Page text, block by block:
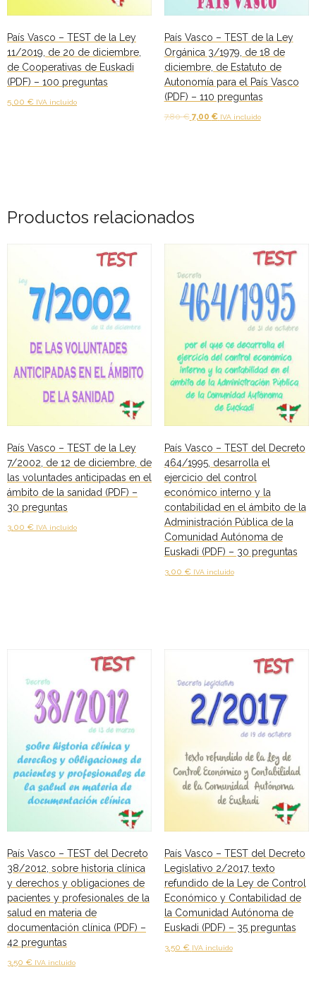
País Vasco – TEST de la Ley
11/2019, de 20 de diciembre,
de Cooperativas de Euskadi
(PDF) – 100 preguntas
5,00 € IVA incluido
País Vasco – TEST de la Ley
Orgánica 3/1979, de 18 de
diciembre, de Estatuto de
Autonomía para el País Vasco
(PDF) – 110 preguntas
7,80€ El
7,00 €ElIVA incluido
Productos relacionados
País Vasco – TEST de la Ley
7/2002, de 12 de diciembre, de
las voluntades anticipadas en el
ámbito de la sanidad (PDF) –
30 preguntas
3,00 € IVA incluido
País Vasco – TEST del Decreto
464/1995, desarrolla el
ejercicio del control
económico interno y la
contabilidad en el ámbito de la
Administración Pública de la
Comunidad Autónoma de
Euskadi (PDF) – 30 preguntas
3,00 € IVA incluido
País Vasco – TEST del Decreto
38/2012, sobre historia clínica
y derechos y obligaciones de
pacientes y profesionales de la
salud en materia de
documentación clínica (PDF) –
42 preguntas
3,50 € IVA incluido
País Vasco – TEST del Decreto
Legislativo 2/2017, texto
refundido de la Ley de Control
Económico y Contabilidad de
la Comunidad Autónoma de
Euskadi (PDF) – 35 preguntas
3,50 € IVA incluido